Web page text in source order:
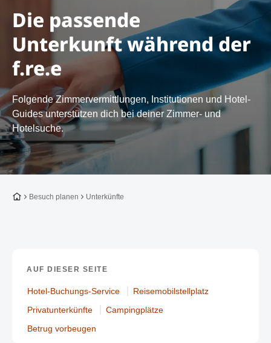
Die passende
Unterkunft während der
f.re.e
Folgende Zimmervermittlungen, Institutionen und Hotel-
Guides unterstützen dich bei deiner Zimmer- und
Hotelsuche.
Zur Startseite
Besuch planen Unterkünfte
AUF DIESER SEITE
Hotel-Buchungs-Service
Reisemobilstellplatz
Privatunterkünfte
Campingplätze
Betrug vorbeugen